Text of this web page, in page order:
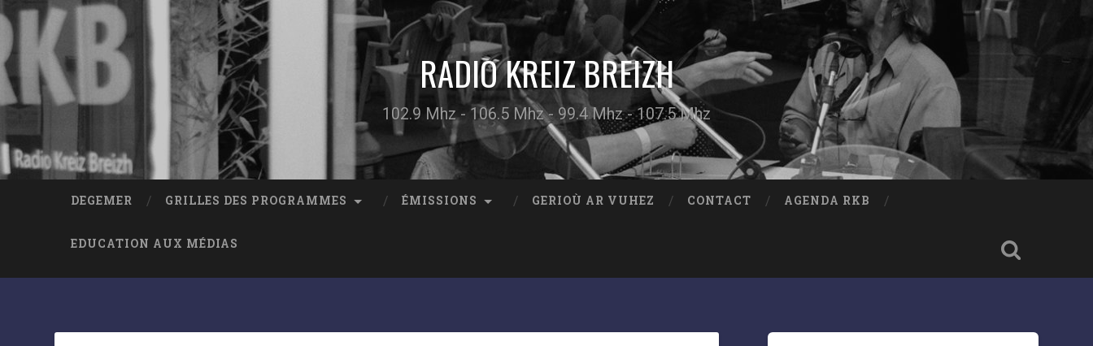
RADIO KREIZ BREIZH
102.9 Mhz - 106.5 Mhz - 99.4 Mhz - 107.5 Mhz
DEGEMER GRILLES DES PROGRAMMES ÉMISSIONS GERIOÙ AR VUHEZ CONTACT AGENDA RKB
EDUCATION AUX MÉDIAS